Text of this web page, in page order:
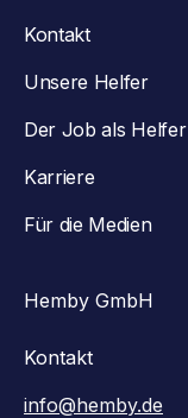
Kontakt
Unsere Helfer
Der Job als Helfer
Karriere
Für die Medien
Hemby GmbH
Kontakt
info@hemby.de